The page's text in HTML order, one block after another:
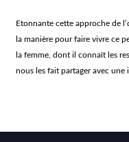
Etonnante cette approche de
la manière pour faire vivre ce
la femme, dont il connaît les
nous les fait partager avec